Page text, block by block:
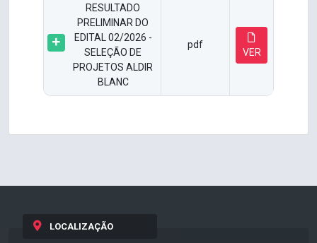
RESULTADO
PRELIMINAR DO
EDITAL 02/2026 -
SELEÇÃO DE
PROJETOS ALDIR
BLANC
pdf
VER
LOCALIZAÇÃO